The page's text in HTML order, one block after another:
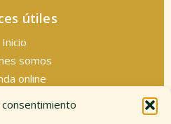
útiles
Inicio
somos
online